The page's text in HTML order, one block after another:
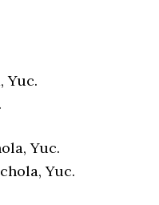
Yuc.
Yuc.
Yuc.